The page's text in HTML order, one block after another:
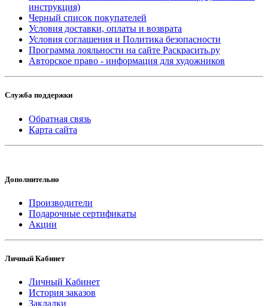
инструкция)
Черный список покупателей
Условия доставки, оплаты и возврата
Условия соглашения и Политика безопасности
Программа лояльности на сайте Раскрасить.ру
Авторское право - информация для художников
Служба поддержки
Обратная связь
Карта сайта
Дополнительно
Производители
Подарочные сертификаты
Акции
Личный Кабинет
Личный Кабинет
История заказов
Закладки